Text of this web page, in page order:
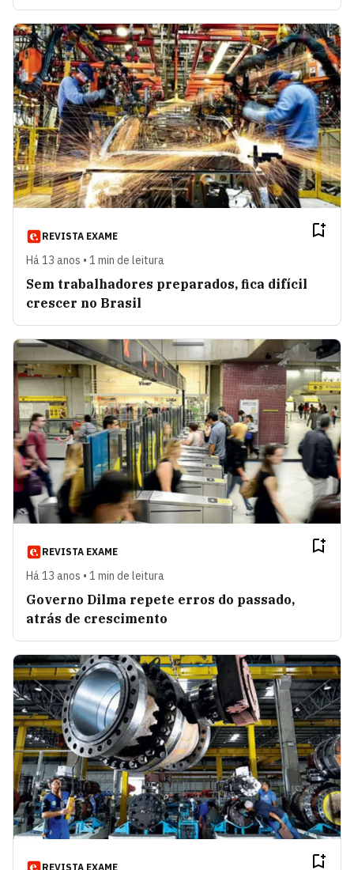
REVISTA EXAME
Há 13 anos • 1 min de leitura
Sem trabalhadores preparados, fica difícil
crescer no Brasil
REVISTA EXAME
Há 13 anos • 1 min de leitura
Governo Dilma repete erros do passado,
atrás de crescimento
REVISTA EXAME